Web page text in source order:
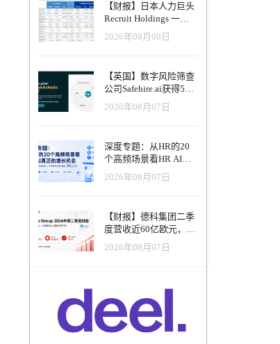
【财报】日本人力巨头
Recruit Holdings 一季
度营收破1.04万亿日
元：Indeed美国收入逆
势增长30%，AI招聘推
2026年08月08日
【英国】数字风险筛查
公司Safehire.ai获得50
万英镑融资，重塑招聘
风控体系
2026年08月07日
深度专题：从HR的20
个高频场景看HR AI真
正的增长机会
2026年08月07日
【财报】德科集团二季
度营收近60亿欧元，其
中AI代理已覆盖50%收
入，招聘服务进入运营
2026年08月07日